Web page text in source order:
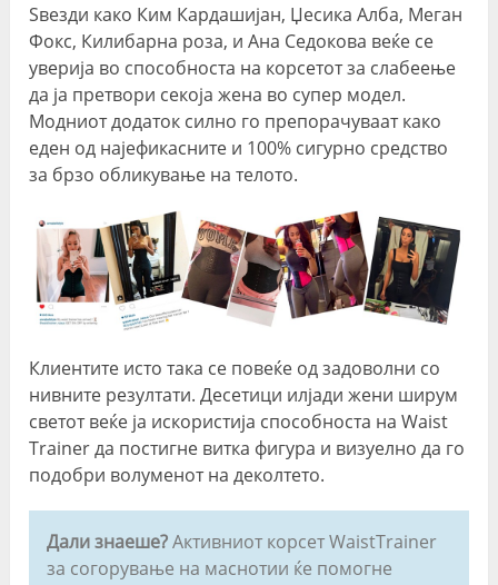
Ѕвезди како Ким Кардашијан, Џесика Алба, Меган
Фокс, Килибарна роза, и Ана Седокова веќе се
уверија во способноста на корсетот за слабеење
да ја претвори секоја жена во супер модел.
Модниот додаток силно го препорачуваат како
еден од најефикасните и 100% сигурно средство
за брзо обликување на телото.
Клиентите исто така се повеќе од задоволни со
нивните резултати. Десетици илјади жени ширум
светот веќе ја искористија способноста на Waist
Trainer да постигне витка фигура и визуелно да го
подобри волуменот на деколтето.
Дали знаеше?Активниот корсет WaistTrainer
за согорување на маснотии ќе помогне